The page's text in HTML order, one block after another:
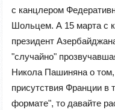
с канцлером
Шольцем. А 15 марта с
президент
"случайно"
Никола Пашиняна о
присутствия Франции
формате", то давайте